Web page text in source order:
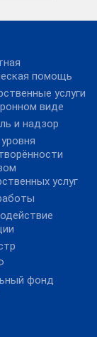
помощь
услуги
виде
и надзор
услуг
фонд